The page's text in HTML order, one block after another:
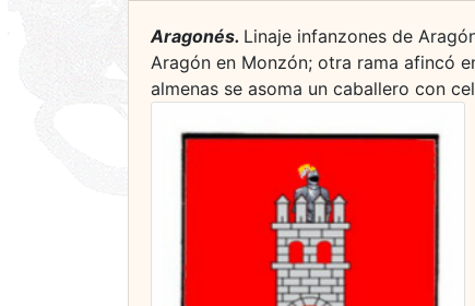
Aragonés. Linaje infanzones de
Aragón en Monzón; otra rama afincó
almenas se asoma un caballero con